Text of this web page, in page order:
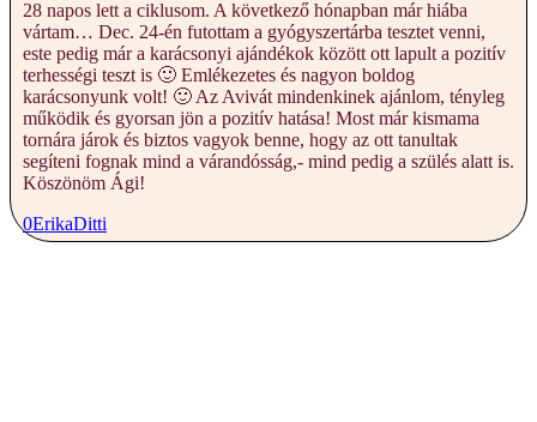
28 napos lett a ciklusom. A következő hónapban már hiába
vártam… Dec. 24-én futottam a gyógyszertárba tesztet venni,
este pedig már a karácsonyi ajándékok között ott lapult a pozitív
terhességi teszt is 🙂 Emlékezetes és nagyon boldog
karácsonyunk volt! 🙂 Az Avivát mindenkinek ajánlom, tényleg
működik és gyorsan jön a pozitív hatása! Most már kismama
tornára járok és biztos vagyok benne, hogy az ott tanultak
segíteni fognak mind a várandósság,- mind pedig a szülés alatt is.
Köszönöm Ági!
0ErikaDitti